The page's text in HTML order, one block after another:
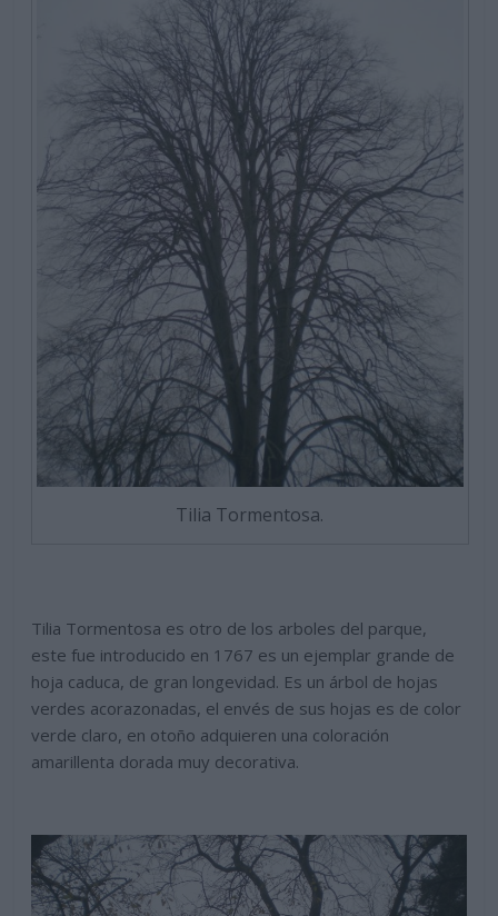
Tilia Tormentosa.
Tilia Tormentosa es otro de los arboles del parque,
este fue introducido en 1767 es un ejemplar grande de
hoja caduca, de gran longevidad. Es un árbol de hojas
verdes acorazonadas, el envés de sus hojas es de color
verde claro, en otoño adquieren una coloración
amarillenta dorada muy decorativa.